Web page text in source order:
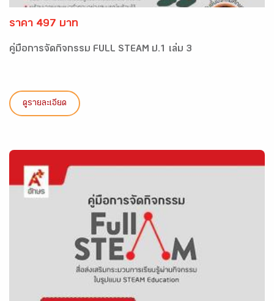
ราคา 497 บาท
คู่มือการจัดกิจกรรม FULL STEAM ป.1 เล่ม 3
ดูรายละเอียด